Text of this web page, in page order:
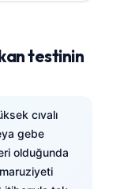
testinin
cıvalı
gebe
olduğunda